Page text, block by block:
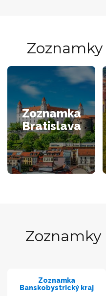
Zoznamka
Bratislava
Zoznamka
Banskobystrický kraj